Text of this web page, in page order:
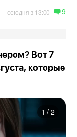
сегодня в 13:00 9
Вот 7
которые
1 / 2